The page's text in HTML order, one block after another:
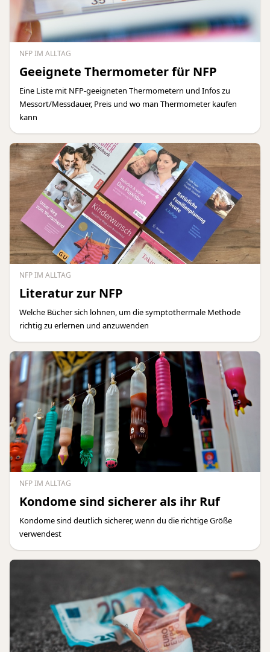
NFP IM ALLTAG
Geeignete Thermometer für NFP
Eine Liste mit NFP-geeigneten Thermometern und Infos zu
Messort/Messdauer, Preis und wo man Thermometer kaufen
kann
NFP IM ALLTAG
Literatur zur NFP
Welche Bücher sich lohnen, um die symptothermale Methode
richtig zu erlernen und anzuwenden
NFP IM ALLTAG
Kondome sind sicherer als ihr Ruf
Kondome sind deutlich sicherer, wenn du die richtige Größe
verwendest